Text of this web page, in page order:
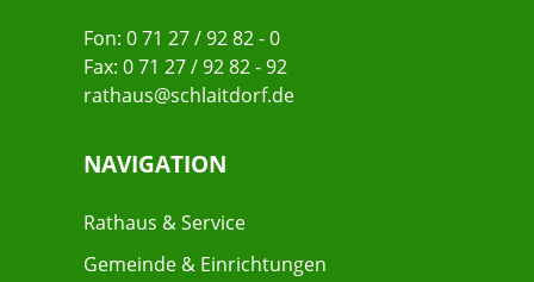
Fon: 0 71 27 / 92 82 - 0
Fax: 0 71 27 / 92 82 - 92
rathaus@schlaitdorf.de
NAVIGATION
Rathaus & Service
Gemeinde & Einrichtungen